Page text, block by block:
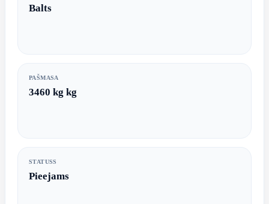
Balts
PAŠMASA
3460 kg kg
STATUSS
Pieejams